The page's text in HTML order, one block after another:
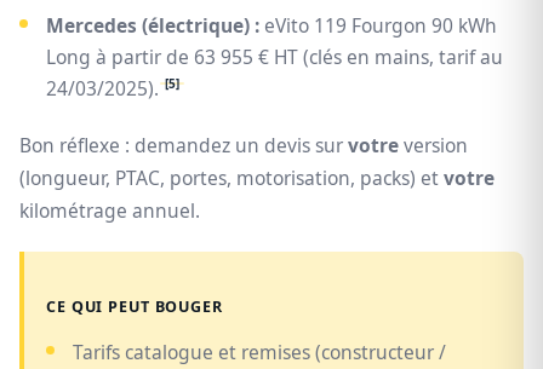
Mercedes (électrique) : eVito 119 Fourgon 90 kWh
Long à partir de 63 955 € HT (clés en mains, tarif au
24/03/2025). [5]
Bon réflexe : demandez un devis survotreversion
(longueur, PTAC, portes, motorisation, packs) etvotre
kilométrage annuel.
CE QUI PEUT BOUGER
Tarifs catalogue et remises (constructeur /